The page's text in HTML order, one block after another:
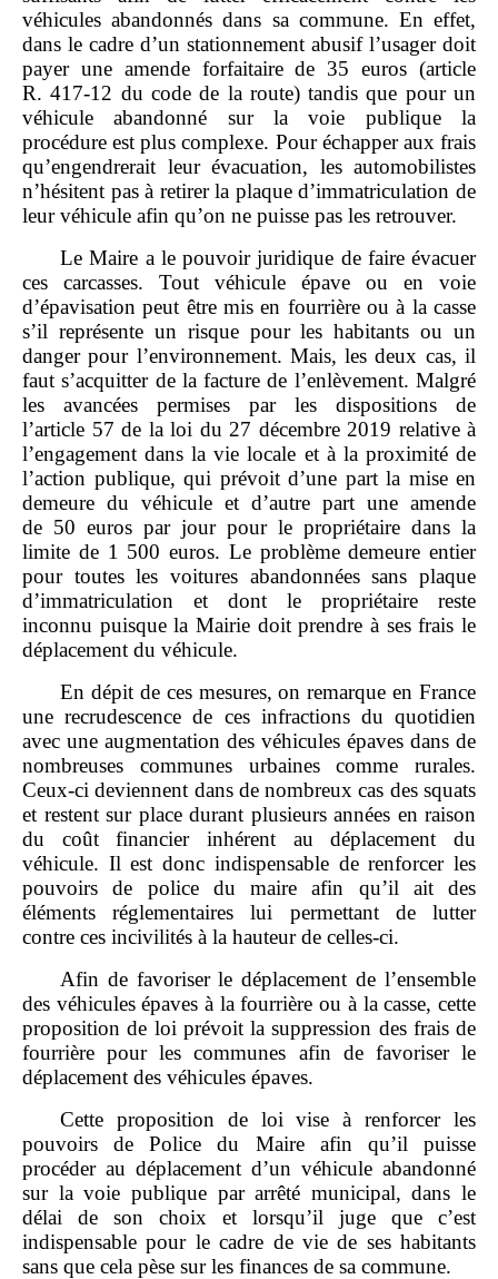
véhicules abandonnés dans sa commune. En effet,
dans le cadre d’un stationnement abusif l’usager doit
payer une amende forfaitaire de 35 euros (article
R. 417‑12 du code de la route) tandis que pour un
véhicule abandonné sur la voie publique la
procédure est plus complexe. Pour échapper aux frais
qu’engendrerait leur évacuation, les automobilistes
n’hésitent pas à retirer la plaque d’immatriculation de
leur véhicule afin qu’on ne puisse pas les retrouver.
Le Maire a le pouvoir juridique de faire évacuer
ces carcasses. Tout véhicule épave ou en voie
d’épavisation peut être mis en fourrière ou à la casse
s’il représente un risque pour les habitants ou un
danger pour l’environnement. Mais, les deux cas, il
faut s’acquitter de la facture de l’enlèvement. Malgré
les avancées permises par les dispositions de
l’article 57 de la loi du 27 décembre 2019 relative à
l’engagement dans la vie locale et à la proximité de
l’action publique, qui prévoit d’une part la mise en
demeure du véhicule et d’autre part une amende
de 50 euros par jour pour le propriétaire dans la
limite de 1 500 euros. Le problème demeure entier
pour toutes les voitures abandonnées sans plaque
d’immatriculation et dont le propriétaire reste
inconnu puisque la Mairie doit prendre à ses frais le
déplacement du véhicule.
En dépit de ces mesures, on remarque en France
une recrudescence de ces infractions du quotidien
avec une augmentation des véhicules épaves dans de
nombreuses communes urbaines comme rurales.
Ceux‑ci deviennent dans de nombreux cas des squats
et restent sur place durant plusieurs années en raison
du coût financier inhérent au déplacement du
véhicule. Il est donc indispensable de renforcer les
pouvoirs de police du maire afin qu’il ait des
éléments réglementaires lui permettant de lutter
contre ces incivilités à la hauteur de celles‑ci.
Afin de favoriser le déplacement de l’ensemble
des véhicules épaves à la fourrière ou à la casse, cette
proposition de loi prévoit la suppression des frais de
fourrière pour les communes afin de favoriser le
déplacement des véhicules épaves.
Cette proposition de loi vise à renforcer les
pouvoirs de Police du Maire afin qu’il puisse
procéder au déplacement d’un véhicule abandonné
sur la voie publique par arrêté municipal, dans le
délai de son choix et lorsqu’il juge que c’est
indispensable pour le cadre de vie de ses habitants
sans que cela pèse sur les finances de sa commune.